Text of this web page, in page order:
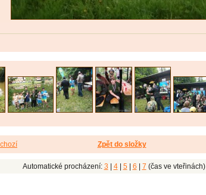
Zpět do složky
Automatické procházení: 3 4| 5| 6 7 (čas ve vteřinách)